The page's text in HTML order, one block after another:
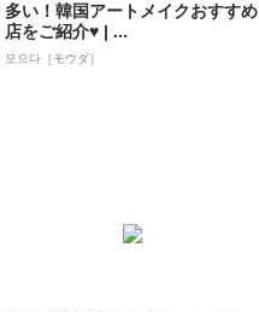
多い！韓国アートメイクおすすめ
店をご紹介♥ | ...
모으다［モウダ］